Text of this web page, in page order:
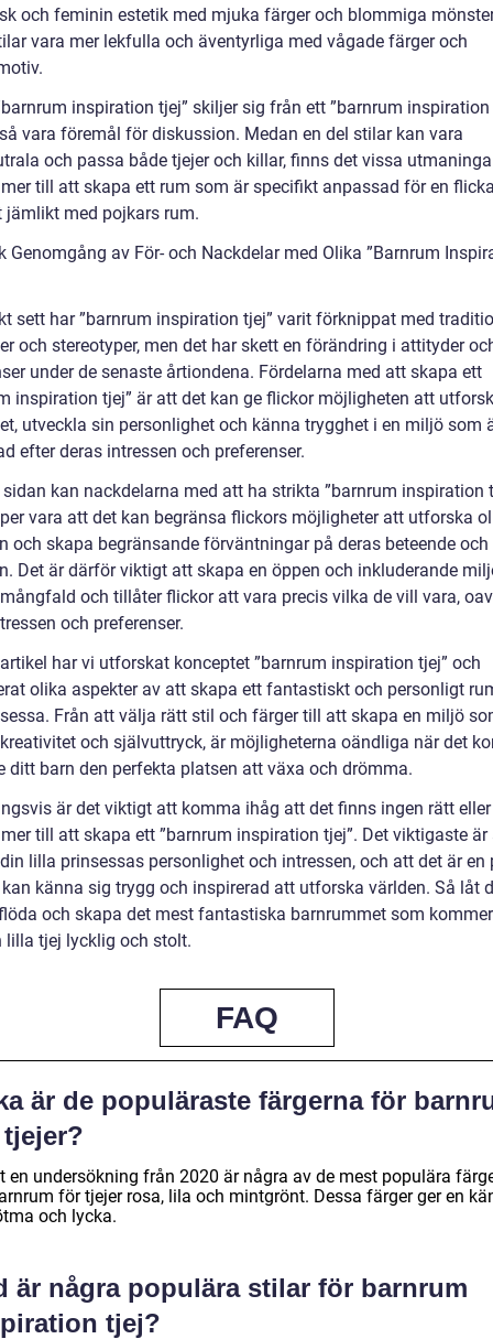
och feminin estetik med mjuka färger och blommiga
vara mer lekfulla och äventyrliga med vågade färger och
inspiration tjej” skiljer sig från ett ”barnrum inspiration
vara föremål för diskussion. Medan en del stilar kan vara
och passa både tjejer och killar, finns det vissa
till att skapa ett rum som är specifikt anpassad för en
jämlikt med pojkars rum.
Genomgång av För- och Nackdelar med Olika ”Barnrum
sett har ”barnrum inspiration tjej” varit förknippat med
och stereotyper, men det har skett en förändring i attityder
under de senaste årtiondena. Fördelarna med att skapa ett
inspiration tjej” är att det kan ge flickor möjligheten att
utveckla sin personlighet och känna trygghet i en miljö som
efter deras intressen och preferenser.
kan nackdelarna med att ha strikta ”barnrum inspiration
vara att det kan begränsa flickors möjligheter att utforska
och skapa begränsande förväntningar på deras beteende och
Det är därför viktigt att skapa en öppen och inkluderande
och tillåter flickor att vara precis vilka de vill vara,
och preferenser.
har vi utforskat konceptet ”barnrum inspiration tjej” och
olika aspekter av att skapa ett fantastiskt och personligt
Från att välja rätt stil och färger till att skapa en miljö
och självuttryck, är möjligheterna oändliga när det
ditt barn den perfekta platsen att växa och drömma.
är det viktigt att komma ihåg att det finns ingen rätt
till att skapa ett ”barnrum inspiration tjej”. Det viktigaste är
lilla prinsessas personlighet och intressen, och att det är en
känna sig trygg och inspirerad att utforska världen. Så låt
och skapa det mest fantastiska barnrummet som
lilla tjej lycklig och stolt.
FAQ
är de populäraste färgerna för
en undersökning från 2020 är några av de mest populära
för tjejer rosa, lila och mintgrönt. Dessa färger ger en
och lycka.
är några populära stilar för barnrum
tjej?